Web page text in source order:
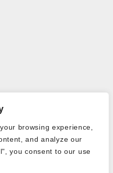
browsing experience,
and analyze our
you consent to our use